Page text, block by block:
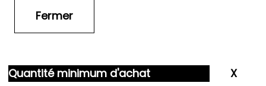
Quantité minimum d'achat